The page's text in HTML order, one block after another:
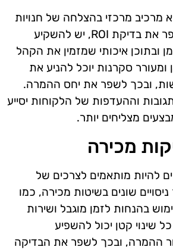
מרכיב מרכזי בהצלחה של חנויות
אונליין. על מנת לשפר את בדיקת ROI, יש להשקיע
ובתוכן איכותי שמזמין את הקהל
ומעורר סקרנות יוכל להניע את
ובכך לשפר את יחס ההמרה.
וההעדפות של הלקוחות יסייע
מצליחים יותר.
מכירה
להיות מותאמים לצרכים של
שונים בשיטות מכירה, כמו
בהנחות לזמן מוגבל ושירות
שינוי קטן יכול להשפיע
ההמרה, ובכך לשפר את הבדיקה